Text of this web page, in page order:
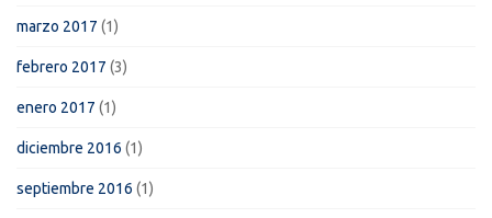
marzo 2017 (1)
febrero 2017 (3)
enero 2017 (1)
diciembre 2016 (1)
septiembre 2016 (1)